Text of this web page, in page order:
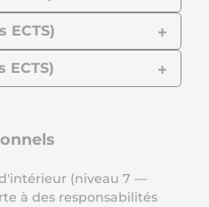
ECTS)
ECTS)
(niveau 7 —
à des responsabilités